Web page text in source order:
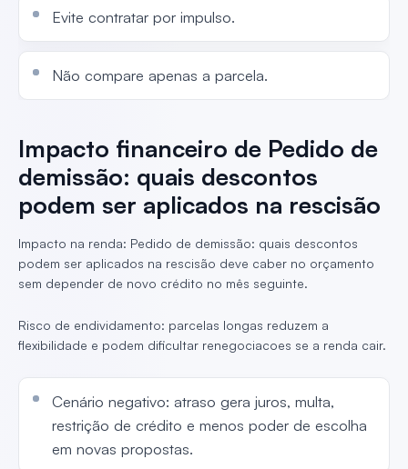
Evite contratar por impulso.
Não compare apenas a parcela.
Impacto financeiro de Pedido de
demissão: quais descontos
podem ser aplicados na rescisão
Impacto na renda: Pedido de demissão: quais descontos
podem ser aplicados na rescisão deve caber no orçamento
sem depender de novo crédito no mês seguinte.
Risco de endividamento: parcelas longas reduzem a
flexibilidade e podem dificultar renegociacoes se a renda cair.
Cenário negativo: atraso gera juros, multa,
restrição de crédito e menos poder de escolha
em novas propostas.